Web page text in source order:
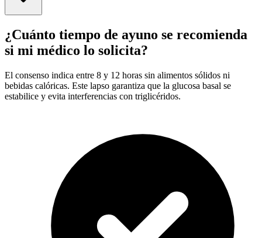
¿Cuánto tiempo de ayuno se recomienda
si mi médico lo solicita?
El consenso indica entre 8 y 12 horas sin alimentos sólidos ni
bebidas calóricas. Este lapso garantiza que la glucosa basal se
estabilice y evita interferencias con triglicéridos.